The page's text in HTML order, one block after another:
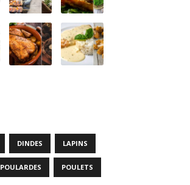
DINDES LAPINS
POULARDES POULETS